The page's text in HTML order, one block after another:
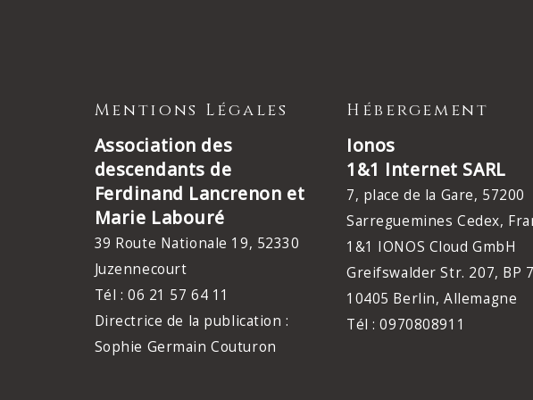
Mentions Légales
Association des
descendants de
Ferdinand Lancrenon et
Marie Labouré
39 Route Nationale 19, 52330
Juzennecourt
Tél : 06 21 57 64 11
Directrice de la publication :
Sophie Germain Couturon
Hébergement
Ionos
1&1 Internet SARL
7, place de la Gare, 57200
Sarreguemines Cedex,
1&1 IONOS Cloud GmbH
Greifswalder Str. 207, BP
10405 Berlin, Allemagne
Tél : 0970808911